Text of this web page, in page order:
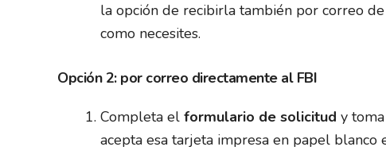
la opción de recibirla también por correo
como necesites.
Opción 2: por correo directamente al FBI
Completa el formulario de solicitud y
acepta esa tarjeta impresa en papel blanco